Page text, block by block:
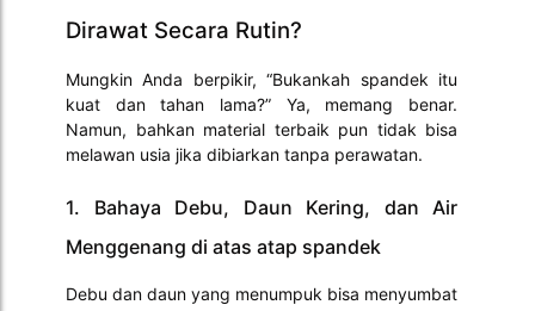
Dirawat Secara Rutin?
Mungkin Anda berpikir, “Bukankah spandek itu
kuat dan tahan lama?” Ya, memang benar.
Namun, bahkan material terbaik pun tidak bisa
melawan usia jika dibiarkan tanpa perawatan.
1. Bahaya Debu, Daun Kering, dan Air
Menggenang di atas atap spandek
Debu dan daun yang menumpuk bisa menyumbat